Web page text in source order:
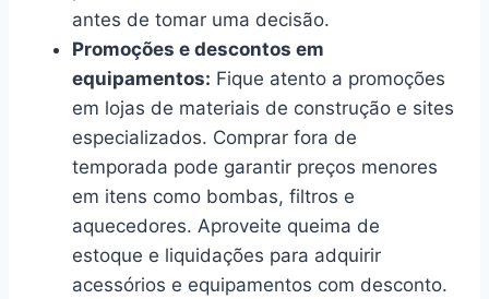
antes de tomar uma decisão.
Promoções e descontos em
equipamentos: Fique atento a promoções
em lojas de materiais de construção e sites
especializados. Comprar fora de
temporada pode garantir preços menores
em itens como bombas, filtros e
aquecedores. Aproveite queima de
estoque e liquidações para adquirir
acessórios e equipamentos com desconto.